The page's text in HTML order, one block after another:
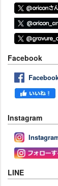
Facebook
Instagram
LINE